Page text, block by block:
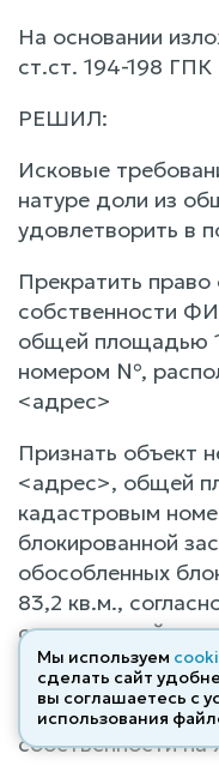
На основании
ст.ст. 194-198
РЕШИЛ:
Исковые
натуре доли из
удовлетворить в
Прекратить
собственности
общей площадью
номером №,
<адрес>
Признать объект
<адрес>, общей
кадастровым
блокированной
обособленных
83,2 кв.м.,
строительной
года.
Признать за
собственности
Мы используем
сделать сайт
вы соглашаетесь с
использования